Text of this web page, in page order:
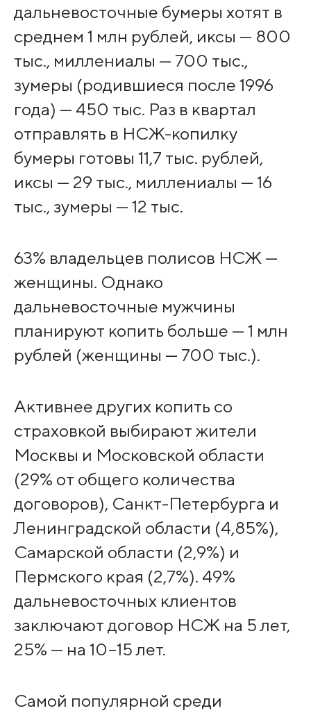
дальневосточные бумеры хотят в
среднем 1 млн рублей, иксы — 800
тыс., миллениалы — 700 тыс.,
зумеры (родившиеся после 1996
года) — 450 тыс. Раз в квартал
отправлять в НСЖ-копилку
бумеры готовы 11,7 тыс. рублей,
иксы — 29 тыс., миллениалы — 16
тыс., зумеры — 12 тыс.
63% владельцев полисов НСЖ —
женщины. Однако
дальневосточные мужчины
планируют копить больше — 1 млн
рублей (женщины — 700 тыс.).
Активнее других копить со
страховкой выбирают жители
Москвы и Московской области
(29% от общего количества
договоров), Санкт-Петербурга и
Ленинградской области (4,85%),
Самарской области (2,9%) и
Пермского края (2,7%). 49%
дальневосточных клиентов
заключают договор НСЖ на 5 лет,
25% — на 10–15 лет.
Самой популярной среди